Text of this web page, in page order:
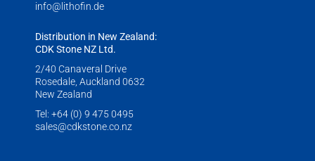
info@lithofin.de
Distribution in New Zealand:
CDK Stone NZ Ltd.
2/40 Canaveral Drive
Rosedale, Auckland 0632
New Zealand
Tel: +64 (0) 9 475 0495
sales@cdkstone.co.nz